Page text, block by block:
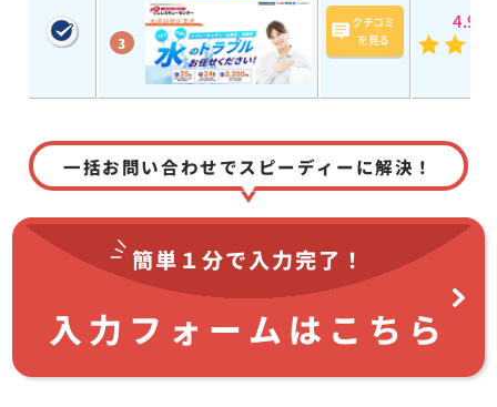
3
クチコミ
を見る
4.9
一括お問い合わせでスピーディーに解決！
簡単１分で入力完了！
入力フォームはこちら